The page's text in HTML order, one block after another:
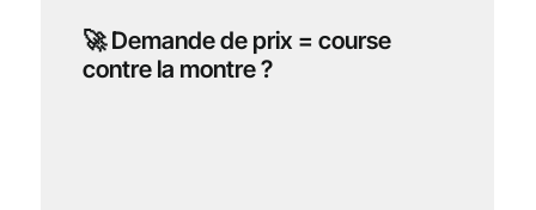
🚀 Demande de prix = course
contre la montre ?